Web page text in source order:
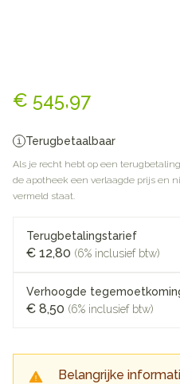
€ 545,97
Terugbetaalbaar
Als je recht hebt op een
de apotheek een verlaagde prijs en
vermeld staat.
Terugbetalingstarief
€ 12,80 (6% inclusief btw)
Verhoogde
€ 8,50 (6% inclusief btw)
Belangrijke